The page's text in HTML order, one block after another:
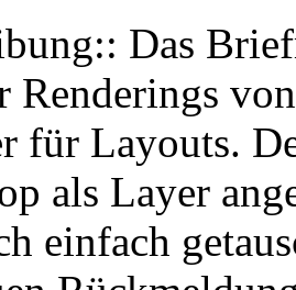
Das
Renderings
für Layouts.
als Layer
einfach